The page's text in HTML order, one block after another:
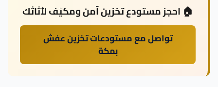
🏠 احجز مستودع تخزين آمن ومكيّف لأثاثك
تواصل مع مستودعات تخزين عفش
بمكة